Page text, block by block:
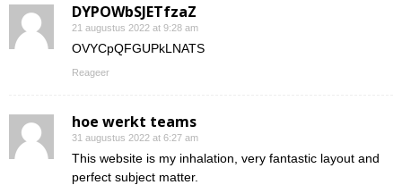
DYPOWbSJETfzaZ
21 augustus 2022 at 9:28 am
OVYCpQFGUPkLNATS
Reageer
hoe werkt teams
31 augustus 2022 at 6:27 am
This website is my inhalation, very fantastic layout and
perfect subject matter.